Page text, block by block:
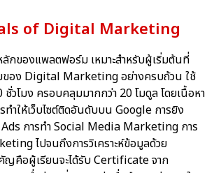
of Digital Marketing
กของแพลตฟอร์ม เหมาะสำหรับผู้เริ่มต้นที่
มของ Digital Marketing อย่างครบถ้วน ใช้
ชั่วโมง ครอบคลุมมากกว่า 20 โมดูล โดยเนื้อหา
ทำให้เว็บไซต์ติดอันดับบน Google การยิง
การทำ Social Media Marketing การ
ไปจนถึงการวิเคราะห์ข้อมูลด้วย
ญคือผู้เรียนจะได้รับ Certificate จาก